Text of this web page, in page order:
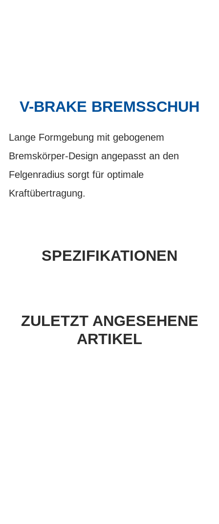
V-BRAKE BREMSSCHUH
Lange Formgebung mit gebogenem
Bremskörper-Design angepasst an den
Felgenradius sorgt für optimale
Kraftübertragung.
SPEZIFIKATIONEN
ZULETZT ANGESEHENE
ARTIKEL